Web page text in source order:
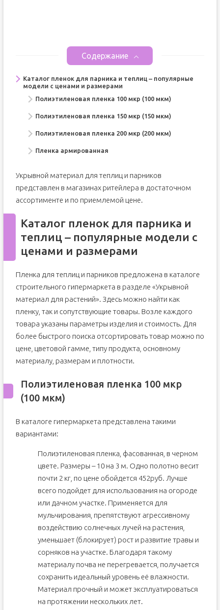
Содержание
Каталог пленок для парника и теплиц – популярные
модели с ценами и размерами
Полиэтиленовая пленка 100 мкр (100 мкм)
Полиэтиленовая пленка 150 мкр (150 мкм)
Полиэтиленовая пленка 200 мкр (200 мкм)
Пленка армированная
Укрывной материал для теплиц и парников
представлен в магазинах ритейлера в достаточном
ассортименте и по приемлемой цене.
Каталог пленок для парника и
теплиц – популярные модели с
ценами и размерами
Пленка для теплиц и парников предложена в каталоге
строительного гипермаркета в разделе «Укрывной
материал для растений». Здесь можно найти как
пленку, так и сопутствующие товары. Возле каждого
товара указаны параметры изделия и стоимость. Для
более быстрого поиска отсортировать товар можно по
цене, цветовой гамме, типу продукта, основному
материалу, размерам и плотности.
Полиэтиленовая пленка 100 мкр
(100 мкм)
В каталоге гипермаркета представлена такими
вариантами:
Полиэтиленовая пленка, фасованная, в черном
цвете. Размеры – 10 на 3 м. Одно полотно весит
почти 2 кг, по цене обойдется 452руб. Лучше
всего подойдет для использования на огороде
или дачном участке. Применяется для
мульчирования, препятствуют агрессивному
воздействию солнечных лучей на растения,
уменьшает (блокирует) рост и развитие травы и
сорняков на участке. Благодаря такому
материалу почва не перегревается, получается
сохранить идеальный уровень её влажности.
Материал прочный и может эксплуатироваться
на протяжении нескольких лет.